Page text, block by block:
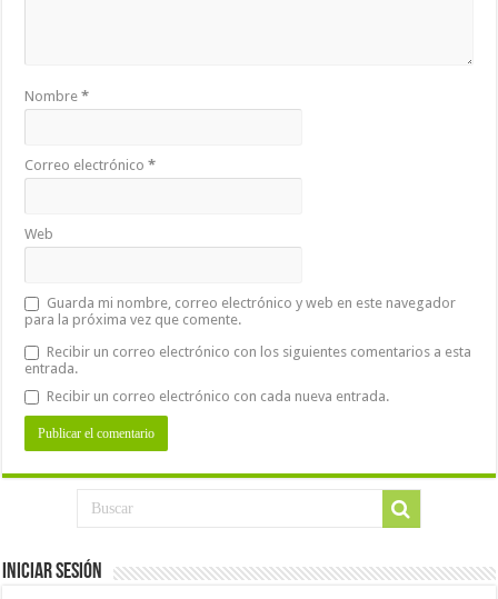
Nombre*
Correo electrónico*
Web
Guarda mi nombre, correo electrónico y web en este navegador
para la próxima vez que comente.
Recibir un correo electrónico con los siguientes comentarios a esta
entrada.
Recibir un correo electrónico con cada nueva entrada.
Iniciar Sesión